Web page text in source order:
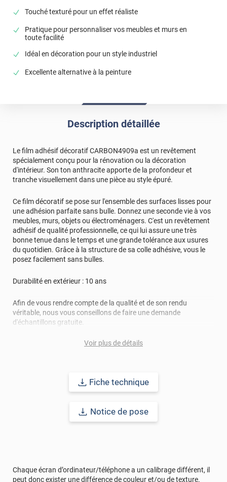
Touché texturé pour un effet réaliste
Pratique pour personnaliser vos meubles et murs en
toute facilité
Idéal en décoration pour un style industriel
Excellente alternative à la peinture
Description détaillée
Le film adhésif décoratif CARBON4909a est un revêtement
spécialement conçu pour la rénovation ou la décoration
d'intérieur. Son ton anthracite apporte de la profondeur et
tranche visuellement dans une pièce au style épuré.
Ce film décoratif se pose sur l'ensemble des surfaces lisses pour
une adhésion parfaite sans bulle. Donnez une seconde vie à vos
meubles, murs, objets ou électroménagers. C'est un revêtement
adhésif de qualité professionnelle, ce qui lui assure une très
bonne tenue dans le temps et une grande tolérance aux usures
du quotidien. Grâce à la structure de sa colle adhésive, vous le
posez facilement sans bulles.
Durabilité en extérieur : 10 ans
Afin de vous rendre compte de la qualité et de son rendu
véritable, nous vous conseillons de faire une demande
d'échantillons gratuite.
Voir plus de détails
Fiche technique
Notice de pose
Chaque écran d’ordinateur/téléphone a un calibrage différent, il
peut donc exister une différence de couleur et/ou de texture.